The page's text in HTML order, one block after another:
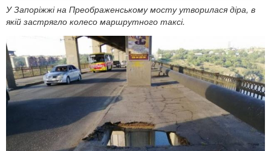
У Запоріжжі на Преображенському мосту утворилася діра, в
якій застрягло колесо маршрутного таксі.